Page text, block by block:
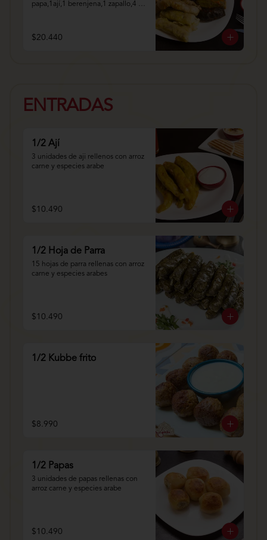
papa,1ají,1 berenjena,1 zapallo,4
$20.440
ENTRADAS
1/2 Ají
3 unidades de aji rellenos con arroz
carne y especies arabe
$10.490
1/2 Hoja de Parra
15 hojas de parra rellenas con arroz
carne y especies arabes
$10.490
1/2 Kubbe frito
$8.990
1/2 Papas
3 unidades de papas rellenas con
arroz carne y especies arabe
$10.490